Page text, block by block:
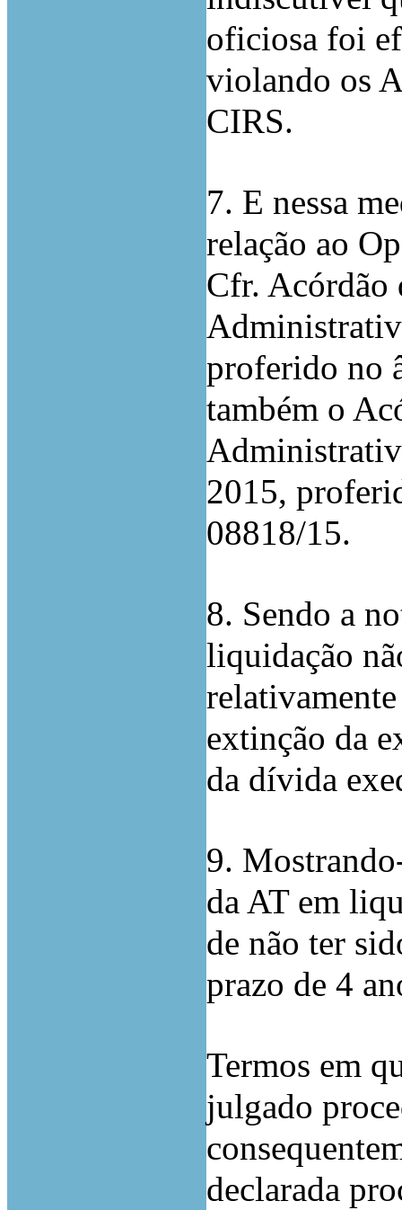
oficiosa foi
violando os
CIRS.
7. E nessa
relação ao
Cfr. Acórdão
proferido no
também o
2015,
08818/15.
8. Sendo a
liquidação
extinção da
da dívida
9.
da AT em
de não ter
prazo de 4
Termos em
julgado
declarada